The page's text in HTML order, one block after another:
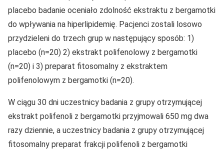
placebo badanie oceniało zdolność ekstraktu z bergamotki
do wpływania na hiperlipidemię. Pacjenci zostali losowo
przydzieleni do trzech grup w następujący sposób: 1)
placebo (n=20) 2) ekstrakt polifenolowy z bergamotki
(n=20) i 3) preparat fitosomalny z ekstraktem
polifenolowym z bergamotki (n=20).
W ciągu 30 dni uczestnicy badania z grupy otrzymującej
ekstrakt polifenoli z bergamotki przyjmowali 650 mg dwa
razy dziennie, a uczestnicy badania z grupy otrzymującej
fitosomalny preparat frakcji polifenoli z bergamotki